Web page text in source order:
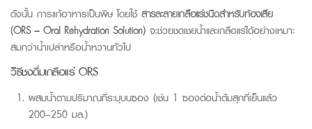
ดังนั้น การแก้อาหารเป็นพิษโดยใช้ สารละลายเกลือแร่ชนิดสำหรับท้องเสีย
(ORS – Oral Rehydration Solution) จะช่วยชดเชยน้ำและเกลือแร่ได้อย่างเหมาะ
สมกว่าน้ำเปล่าหรือน้ำหวานทั่วไป
วิธีชงดื่มเกลือแร่ORS
ผสมน้ำตามปริมาณที่ระบุบนซอง (เช่น 1 ซองต่อน้ำต้มสุกที่เย็นแล้ว
200–250 มล.)